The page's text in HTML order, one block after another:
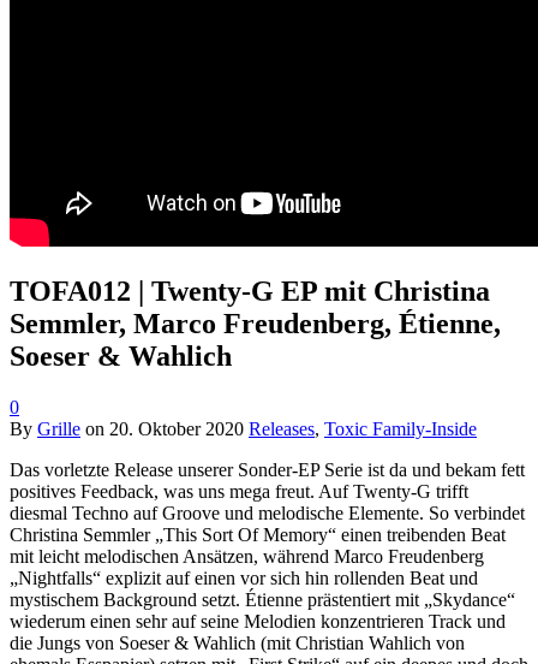
TOFA012 | Twenty-G EP mit Christina
Semmler, Marco Freudenberg, Étienne,
Soeser & Wahlich
0
By Grille on 20. Oktober 2020 Releases, Toxic Family-Inside
Das vorletzte Release unserer Sonder-EP Serie ist da und bekam fett
positives Feedback, was uns mega freut. Auf Twenty-G trifft
diesmal Techno auf Groove und melodische Elemente. So verbindet
Christina Semmler „This Sort Of Memory“ einen treibenden Beat
mit leicht melodischen Ansätzen, während Marco Freudenberg
„Nightfalls“ explizit auf einen vor sich hin rollenden Beat und
mystischem Background setzt. Étienne prästentiert mit „Skydance“
wiederum einen sehr auf seine Melodien konzentrieren Track und
die Jungs von Soeser & Wahlich (mit Christian Wahlich von